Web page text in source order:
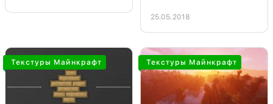
25.05.2018
Текстуры Майнкрафт Текстуры Майнкрафт